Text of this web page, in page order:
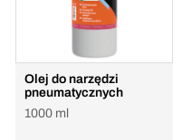
Olej do narzędzi
pneumatycznych
1000 ml